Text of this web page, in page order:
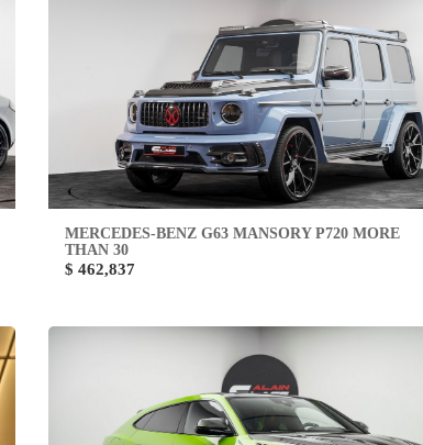
MERCEDES-BENZ G63 MANSORY P720 MORE
THAN 30
$ 462,837